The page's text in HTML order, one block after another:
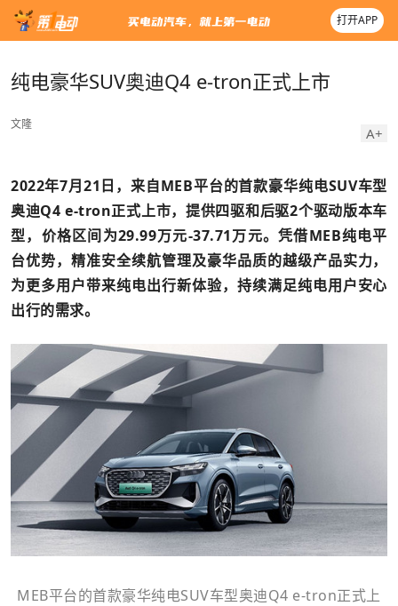
打开APP
纯电豪华SUV奥迪Q4 e-tron正式上市
文隆
A+
2022年7月21日，来自MEB平台的首款豪华纯电SUV车型
奥迪Q4 e-tron正式上市，提供四驱和后驱2个驱动版本车
型，价格区间为29.99万元-37.71万元。凭借MEB纯电平
台优势，精准安全续航管理及豪华品质的越级产品实力，
为更多用户带来纯电出行新体验，持续满足纯电用户安心
出行的需求。
MEB平台的首款豪华纯电SUV车型奥迪Q4 e-tron正式上